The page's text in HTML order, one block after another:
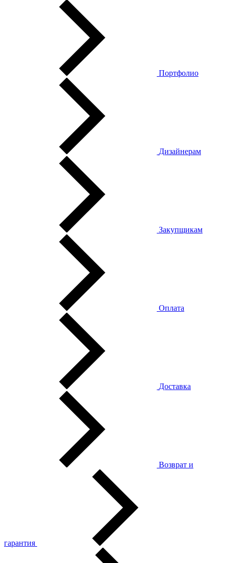
Портфолио
Дизайнерам
Закупщикам
Оплата
Доставка
Возврат и
гарантия